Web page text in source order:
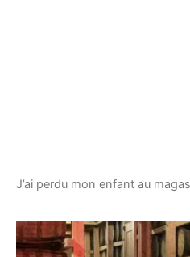
J’ai perdu mon enfant au